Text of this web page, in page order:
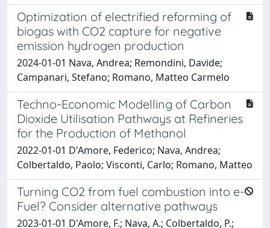
Optimization of electrified reforming of
biogas with CO2 capture for negative
emission hydrogen production
2024-01-01 Nava, Andrea; Remondini, Davide;
Campanari, Stefano; Romano, Matteo Carmelo
Techno-Economic Modelling of Carbon
Dioxide Utilisation Pathways at Refineries
for the Production of Methanol
2022-01-01 D'Amore, Federico; Nava, Andrea;
Colbertaldo, Paolo; Visconti, Carlo; Romano, Matteo
Turning CO2 from fuel combustion into e-
Fuel? Consider alternative pathways
2023-01-01 D'Amore, F.; Nava, A.; Colbertaldo, P.;